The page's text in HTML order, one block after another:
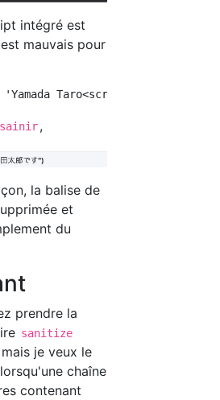
intégré est
mauvais pour
,
la balise de
et
du
prendre la
sanitize
je veux le
chaîne
contenant